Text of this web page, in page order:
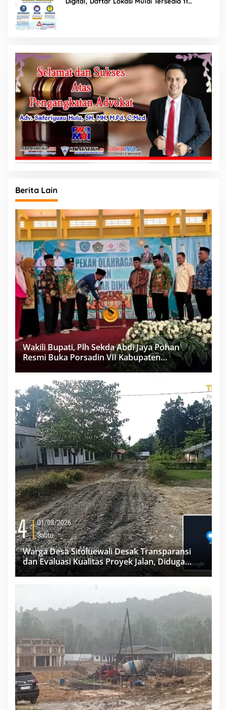
Berita Lain
Wakili Bupati, Plh Sekda Abdi Jaya Pohan
Resmi Buka Porsadin VII Kabupaten
Warga Desa Sitoluewali Desak Transparansi
dan Evaluasi Kualitas Proyek Jalan, Diduga
Minim Informasi